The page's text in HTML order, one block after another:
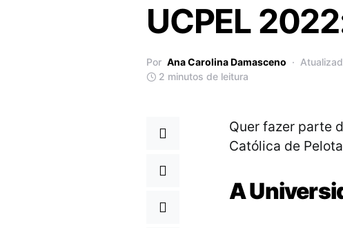
UCPEL
Por Ana Carolina Damasceno
2 minutos de leitura
Quer fazer parte
Católica de
A